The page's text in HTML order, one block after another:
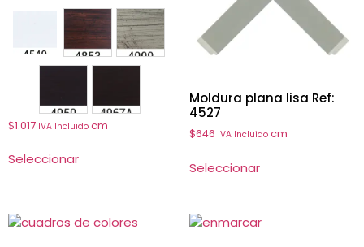
4853 4909
$1.017 IVA Incluido cm
Seleccionar
Moldura plana lisa Ref:
4527
$646 IVA Incluidocm
Seleccionar